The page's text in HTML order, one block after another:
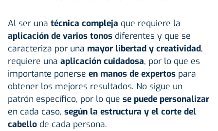
Al ser una técnica compleja que requiere la
aplicación de varios tonos diferentes y que se
caracteriza por una mayor libertad y creatividad,
requiere una aplicación cuidadosa, por lo que es
importante ponerse en manos de expertos para
obtener los mejores resultados. No sigue un
patrón específico, por lo que se puede personalizar
en cada caso, según la estructura y el corte del
cabello de cada persona.